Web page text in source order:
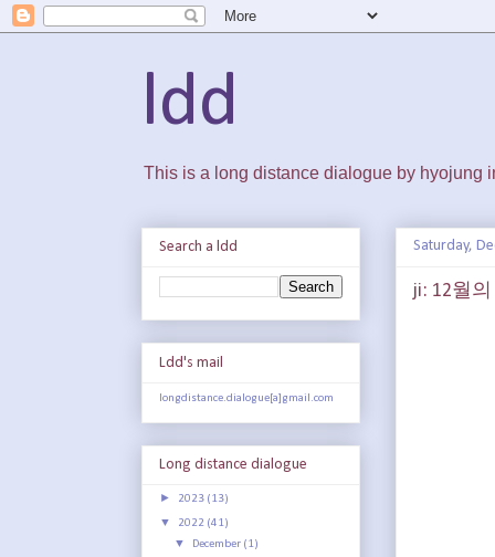
ldd
This is a long distance dialogue by hyojung
Saturday,
ji: 12월
Search a ldd
Ldd's mail
longdistance.dialogue[a]gmail.com
Long distance dialogue
► 2023 (13)
▼ 2022 (41)
▼ December (1)